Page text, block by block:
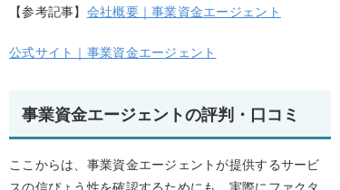
【参考記事】 会社概要｜事業資金エージェント
公式サイト｜事業資金エージェント
事業資金エージェントの評判・口コミ
ここからは、事業資金エージェントが提供するサービ
スの信ぴょう性を確認するためにも、実際にファクタ